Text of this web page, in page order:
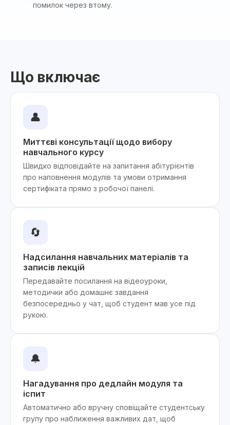
помилок через втому.
Що включає
👤
Миттєві консультації щодо вибору
навчального курсу
Швидко відповідайте на запитання абітурієнтів
про наповнення модулів та умови отримання
сертифіката прямо з робочої панелі.
🔄
Надсилання навчальних матеріалів та
записів лекцій
Передавайте посилання на відеоуроки,
методички або домашнє завдання
безпосередньо у чат, щоб студент мав усе під
рукою.
🔔
Нагадування про дедлайн модуля та
іспит
Автоматично або вручну сповіщайте студентську
групу про наближення важливих дат, щоб